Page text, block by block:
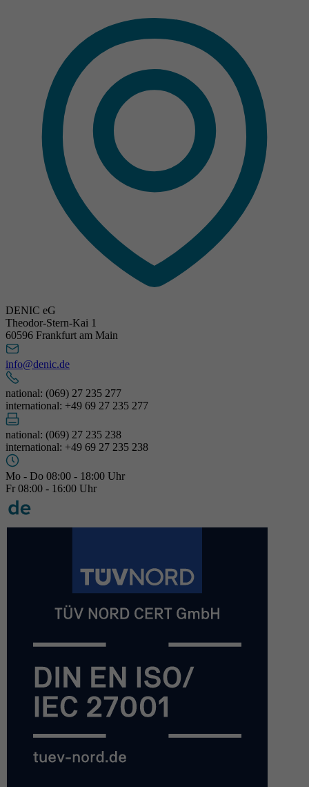
DENIC eG
Theodor-Stern-Kai 1
60596 Frankfurt am Main
info@denic.de
national: (069) 27 235 277
international: +49 69 27 235 277
national: (069) 27 235 238
international: +49 69 27 235 238
Mo - Do 08:00 - 18:00 Uhr
Fr 08:00 - 16:00 Uhr